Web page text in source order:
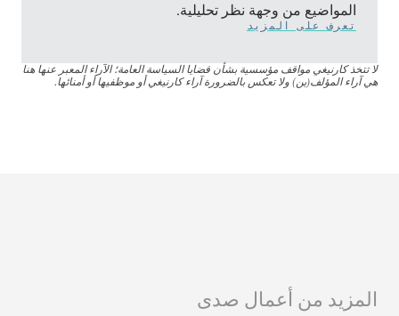
المواضيع من وجهة نظر تحليلية.
تعرف على المزيد
لا تتخذ كارنيغي مواقف مؤسسية بشأن قضايا السياسة العامة؛ الآراء المعبر عنها هنا
هي آراء المؤلف(ين) ولا تعكس بالضرورة آراء كارنيغي أو موظفيها أو أمنائها.
المزيد من أعمال صدى